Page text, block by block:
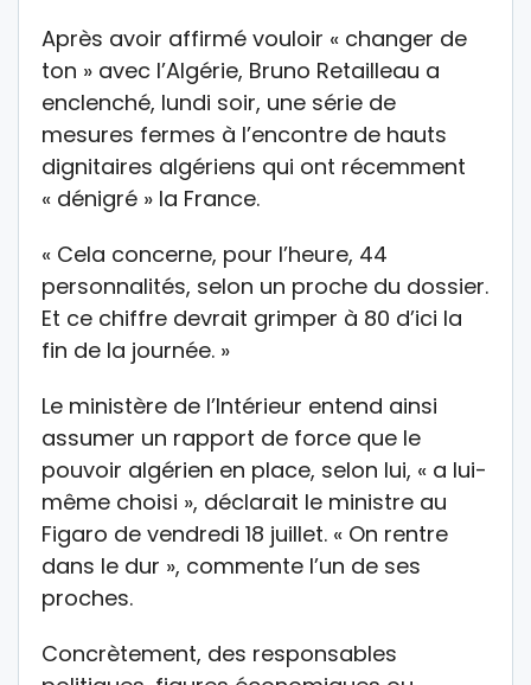
Après avoir affirmé vouloir « changer de
ton » avec l’Algérie, Bruno Retailleau a
enclenché, lundi soir, une série de
mesures fermes à l’encontre de hauts
dignitaires algériens qui ont récemment
« dénigré » la France.
« Cela concerne, pour l’heure, 44
personnalités, selon un proche du dossier.
Et ce chiffre devrait grimper à 80 d’ici la
fin de la journée. »
Le ministère de l’Intérieur entend ainsi
assumer un rapport de force que le
pouvoir algérien en place, selon lui, « a lui-
même choisi », déclarait le ministre au
Figaro de vendredi 18 juillet. « On rentre
dans le dur », commente l’un de ses
proches.
Concrètement, des responsables